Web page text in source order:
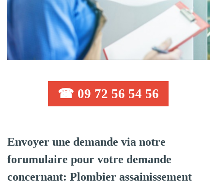
☎ 09 72 56 54 56
Envoyer une demande via notre
forumulaire pour votre demande
concernant: Plombier assainissement